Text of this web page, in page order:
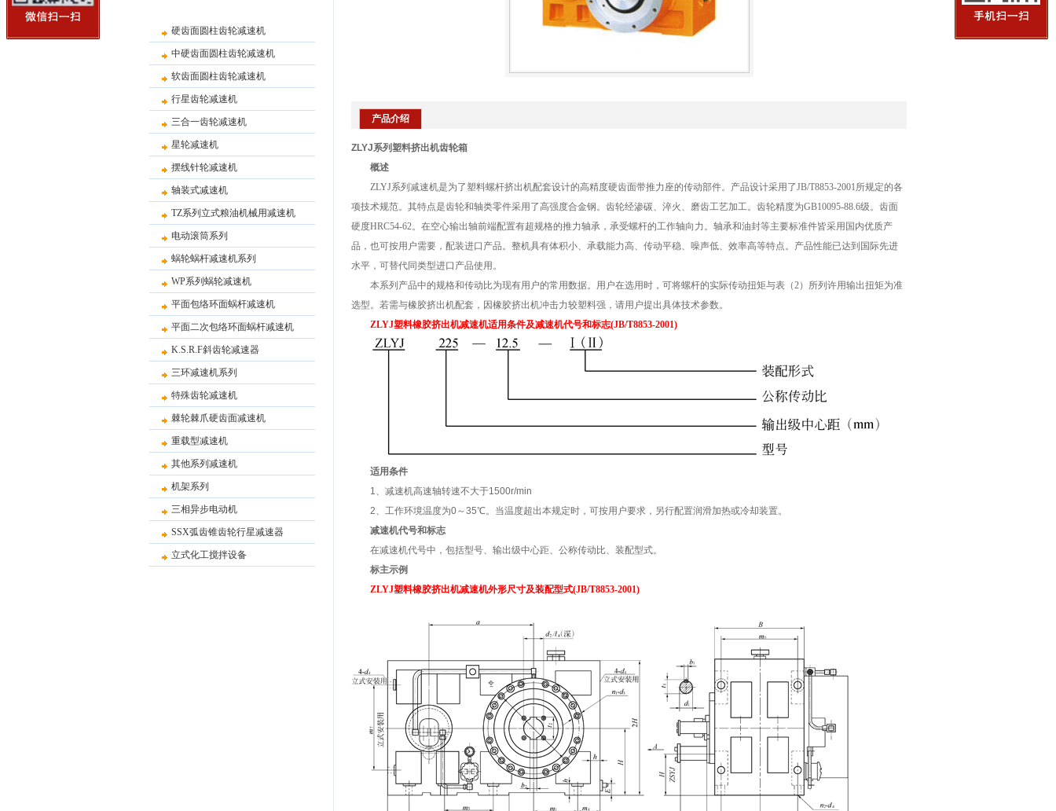
硬齿面圆柱齿轮减速机
中硬齿面圆柱齿轮减速机
软齿面圆柱齿轮减速机
行星齿轮减速机
三合一齿轮减速机
星轮减速机
摆线针轮减速机
轴装式减速机
TZ系列立式粮油机械用减速机
电动滚筒系列
蜗轮蜗杆减速机系列
WP系列蜗轮减速机
平面包络环面蜗杆减速机
平面二次包络环面蜗杆减速机
K.S.R.F斜齿轮减速器
三环减速机系列
特殊齿轮减速机
棘轮棘爪硬齿面减速机
重载型减速机
其他系列减速机
机架系列
三相异步电动机
SSX弧齿锥齿轮行星减速器
立式化工搅拌设备
产品介绍
ZLYJ系列塑料挤出机齿轮箱
概述
ZLYJ系列减速机是为了塑料螺杆挤出机配套设计的高精度硬齿面带推力座的传动部件。产品设计采用了JB/T8853-2001所规定的各
项技术规范。其特点是齿轮和轴类零件采用了高强度合金钢。齿轮经渗碳、淬火、磨齿工艺加工。齿轮精度为GB10095-88.6级。齿面
硬度HRC54-62。在空心输出轴前端配置有超规格的推力轴承，承受螺杆的工作轴向力。轴承和油封等主要标准件皆采用国内优质产
品，也可按用户需要，配装进口产品。整机具有体积小、承载能力高、传动平稳、噪声低、效率高等特点。产品性能已达到国际先进
水平，可替代同类型进口产品使用。
本系列产品中的规格和传动比为现有用户的常用数据。用户在选用时，可将螺杆的实际传动扭矩与表（2）所列许用输出扭矩为准
选型。若需与橡胶挤出机配套，因橡胶挤出机冲击力较塑料强，请用户提出具体技术参数。
ZLYJ塑料橡胶挤出机减速机适用条件及减速机代号和标志(JB/T8853-2001)
适用条件
1、减速机高速轴转速不大于1500r/min
2、工作环境温度为0～35℃。当温度超出本规定时，可按用户要求，另行配置润滑加热或冷却装置。
减速机代号和标志
在减速机代号中，包括型号、输出级中心距、公称传动比、装配型式。
标主示例
ZLYJ塑料橡胶挤出机减速机外形尺寸及装配型式(JB/T8853-2001)